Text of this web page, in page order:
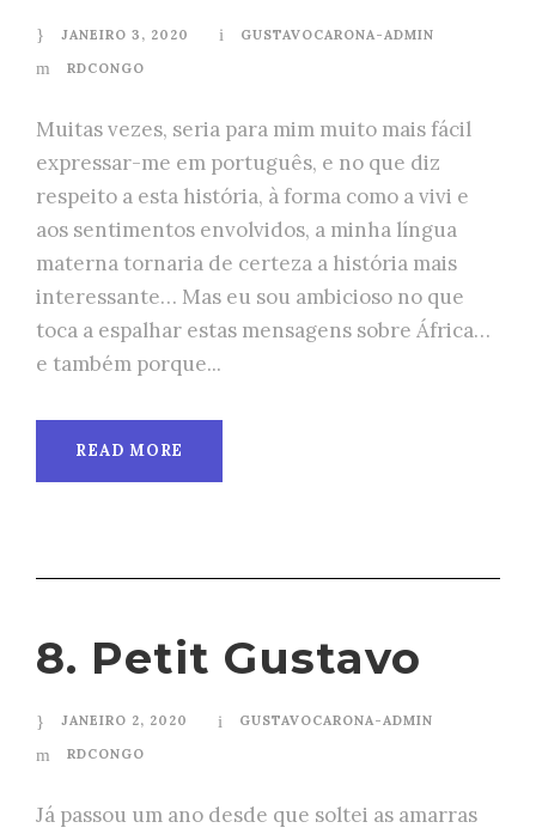
JANEIRO 3, 2020
GUSTAVOCARONA-ADMIN
RDCONGO
Muitas vezes, seria para mim muito mais fácil
expressar-me em português, e no que diz
respeito a esta história, à forma como a vivi e
aos sentimentos envolvidos, a minha língua
materna tornaria de certeza a história mais
interessante… Mas eu sou ambicioso no que
toca a espalhar estas mensagens sobre África…
e também porque...
READ MORE
8. Petit Gustavo
JANEIRO 2, 2020
GUSTAVOCARONA-ADMIN
RDCONGO
Já passou um ano desde que soltei as amarras